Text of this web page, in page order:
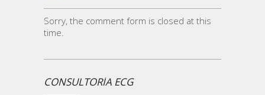
Sorry, the comment form is closed at this
time.
CONSULTORÍA ECG